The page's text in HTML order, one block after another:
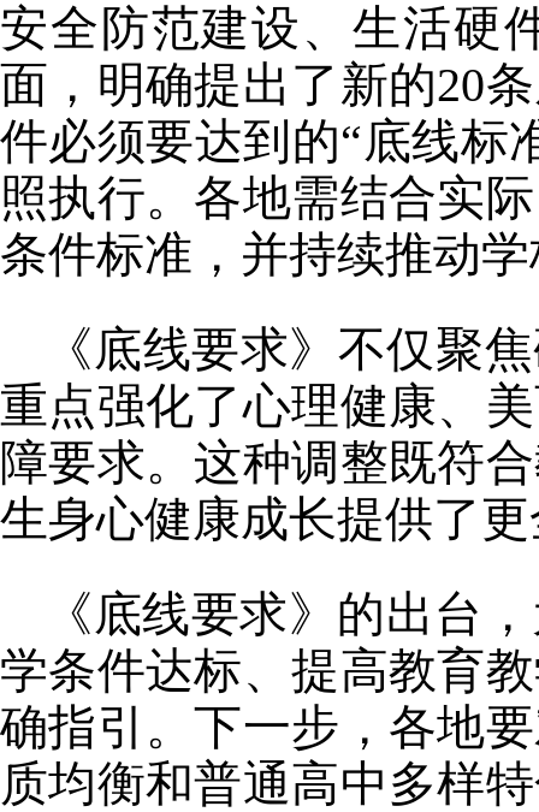
安全防范建设、生活硬
面，明确提出了新的20
件必须要达到的“底线标
照执行。各地需结合实
条件标准，并持续推动
《底线要求》不仅聚
重点强化了心理健康、
障要求。这种调整既符
生身心健康成长提供了
《底线要求》的出台
学条件达标、提高教育
确指引。下一步，各地
质均衡和普通高中多样